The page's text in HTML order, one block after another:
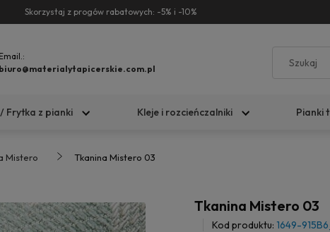
Skorzystaj z progów rabatowych: -5% i -10%
Email.:
biuro@materialytapicerskie.com.pl
Frytka z pianki Kleje i rozcieńczalniki Pianki
Mistero Tkanina Mistero 03
Tkanina Mistero 03
Kod produktu: 1649-